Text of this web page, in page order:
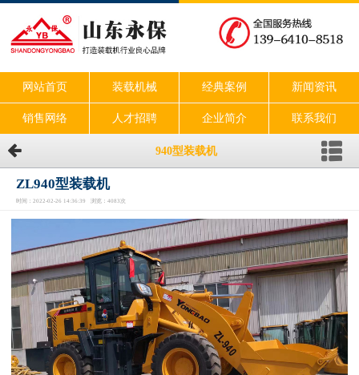
网站首页 装载机械 经典案例 新闻资讯
销售网络 人才招聘 企业简介 联系我们
940型装载机
ZL940型装载机
时间：2022-02-26 14:36:39 浏览：4083次